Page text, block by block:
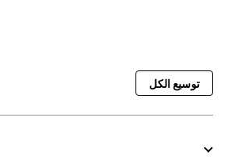
توسيع الكل